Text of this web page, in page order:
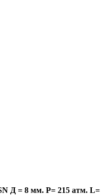
Д = 8 мм. Р= 215 атм. L=